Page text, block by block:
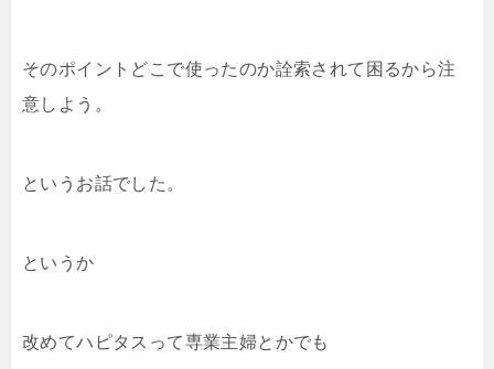
そのポイントどこで使ったのか詮索されて困るから注
意しよう。
というお話でした。
というか
改めてハピタスって専業主婦とかでも